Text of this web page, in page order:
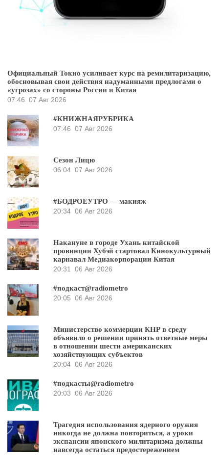
Официальный Токио усиливает курс на ремилитаризацию,
обосновывая свои действия надуманными предлогами о
«угрозах» со стороны России и Китая
07:46 07 Авг 2026
#КНИЖНАЯРУБРИКА
07:46 07 Авг 2026
Сезон Лицю
06:04 07 Авг 2026
#БОДРОЕУТРО — макияж
20:34 06 Авг 2026
Накануне в городе Ухань китайской
провинции Хубэй стартовал Кинокультурный
карнавал Медиакорпорации Китая
20:31 06 Авг 2026
#подкаст@radiometro
20:05 06 Авг 2026
Министерство коммерции КНР в среду
объявило о решении принять ответные меры
в отношении шести американских
хозяйствующих субъектов
20:04 06 Авг 2026
#подкасты@radiometro
20:03 06 Авг 2026
Трагедия использования ядерного оружия
никогда не должна повториться, а уроки
экспансии японского милитаризма должны
навсегда остаться предостережением